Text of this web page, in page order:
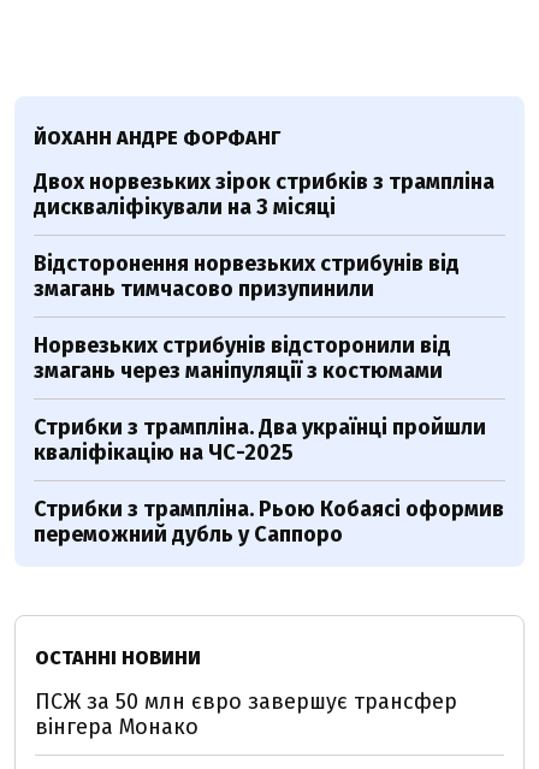
ЙОХАНН АНДРЕ ФОРФАНГ
Двох норвезьких зірок стрибків з трампліна
дискваліфікували на 3 місяці
Відсторонення норвезьких стрибунів від
змагань тимчасово призупинили
Норвезьких стрибунів відсторонили від
змагань через маніпуляції з костюмами
Стрибки з трампліна. Два українці пройшли
кваліфікацію на ЧС-2025
Стрибки з трампліна. Рьою Кобаясі оформив
переможний дубль у Саппоро
ОСТАННІ НОВИНИ
ПСЖ за 50 млн євро завершує трансфер
вінгера Монако